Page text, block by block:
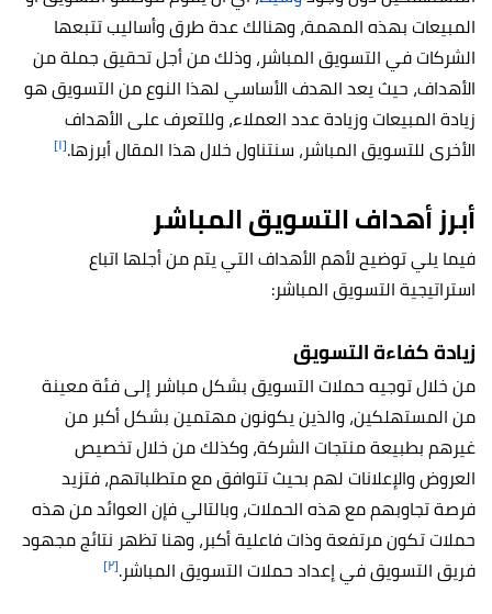
المبيعات بهذه المهمة، وهنالك عدة طرق وأساليب تتبعها
الشركات في التسويق المباشر، وذلك من أجل تحقيق جملة من
الأهداف، حيث يعد الهدف الأساسي لهذا النوع من التسويق هو
زيادة المبيعات وزيادة عدد العملاء، وللتعرف على الأهداف
الأخرى للتسويق المباشر، سنتناول خلال هذا المقال أبرزها.[١]
أبرز أهداف التسويق المباشر
فيما يلي توضيح لأهم الأهداف التي يتم من أجلها اتباع
استراتيجية التسويق المباشر:
زيادة كفاءة التسويق
من خلال توجيه حملات التسويق بشكل مباشر إلى فئة معينة
من المستهلكين، والذين يكونون مهتمين بشكل أكبر من
غيرهم بطبيعة منتجات الشركة، وكذلك من خلال تخصيص
العروض والإعلانات لهم بحيث تتوافق مع متطلباتهم، فتزيد
فرصة تجاوبهم مع هذه الحملات، وبالتالي فإن العوائد من هذه
حملات تكون مرتفعة وذات فاعلية أكبر، وهنا تظهر نتائج مجهود
فريق التسويق في إعداد حملات التسويق المباشر.[٢]